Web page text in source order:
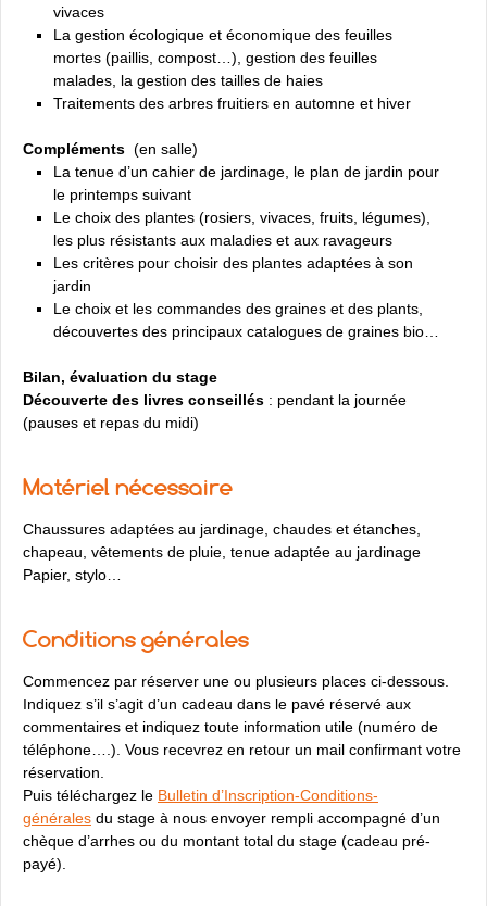
vivaces
La gestion écologique et économique des feuilles
mortes (paillis, compost…), gestion des feuilles
malades, la gestion des tailles de haies
Traitements des arbres fruitiers en automne et hiver
Compléments (en salle)
La tenue d’un cahier de jardinage, le plan de jardin pour
le printemps suivant
Le choix des plantes (rosiers, vivaces, fruits, légumes),
les plus résistants aux maladies et aux ravageurs
Les critères pour choisir des plantes adaptées à son
jardin
Le choix et les commandes des graines et des plants,
découvertes des principaux catalogues de graines bio…
Bilan, évaluation du stage
Découverte des livres conseillés : pendant la journée
(pauses et repas du midi)
Matériel nécessaire
Chaussures adaptées au jardinage, chaudes et étanches,
chapeau, vêtements de pluie, tenue adaptée au jardinage
Papier, stylo…
Conditions générales
Commencez par réserver une ou plusieurs places ci-dessous.
Indiquez s’il s’agit d’un cadeau dans le pavé réservé aux
commentaires et indiquez toute information utile (numéro de
téléphone….). Vous recevrez en retour un mail confirmant votre
réservation.
Puis téléchargez le Bulletin d’Inscription-Conditions-
générales du stage à nous envoyer rempli accompagné d’un
chèque d’arrhes ou du montant total du stage (cadeau pré-
payé).